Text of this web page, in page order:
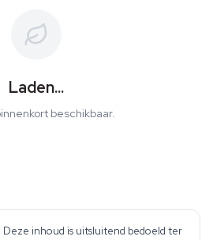
Laden...
beschikbaar.
Deze inhoud is uitsluitend bedoeld ter